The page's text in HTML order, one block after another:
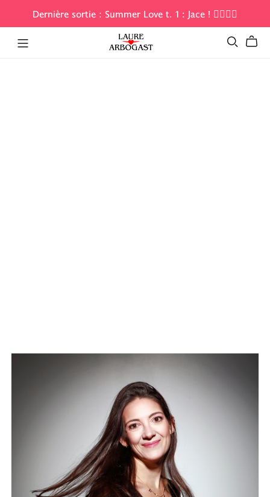
Dernière sortie : Summer Love t. 1 : Jace ! 🏄‍♀️😎🌊